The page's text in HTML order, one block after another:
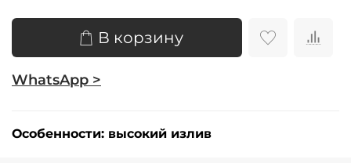
В корзину
WhatsApp >
Особенности: высокий излив